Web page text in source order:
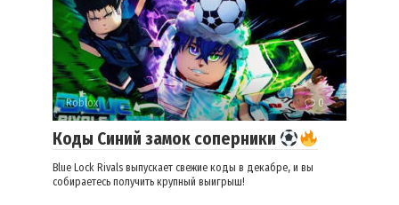
Roblox 0
Коды Синий замок соперники
Blue Lock Rivals выпускает свежие коды в декабре, и вы
собираетесь получить крупный выигрыш!